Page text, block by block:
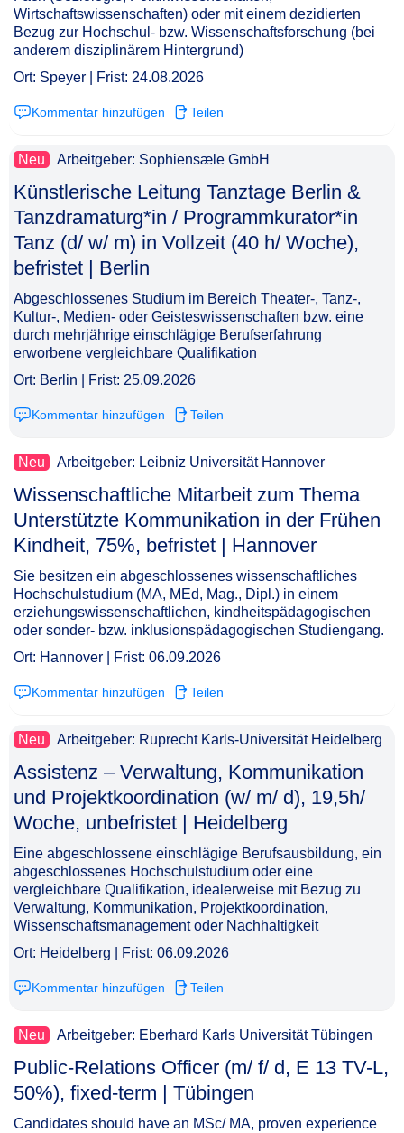
Wirtschaftswissenschaften) oder mit einem dezidierten
Bezug zur Hochschul- bzw. Wissenschaftsforschung (bei
anderem disziplinärem Hintergrund)
Ort: Speyer | Frist: 24.08.2026
Kommentar hinzufügen Teilen
Neu Arbeitgeber: Sophiensæle GmbH
Künstlerische Leitung Tanztage Berlin &
Tanzdramaturg*in / Programmkurator*in
Tanz (d/ w/ m) in Vollzeit (40 h/ Woche),
befristet | Berlin​‌‌‌‌​‌​‌‌‌‌​‌‌​‌‌​
Abgeschlossenes Studium im Bereich Theater-, Tanz-,
Kultur-, Medien- oder Geisteswissenschaften bzw. eine
durch mehrjährige einschlägige Berufserfahrung
erworbene vergleichbare Qualifikation
Ort: Berlin | Frist: 25.09.2026
Kommentar hinzufügen Teilen
Neu Arbeitgeber: Leibniz Universität Hannover
Wissenschaftliche Mitarbeit zum Thema
Unterstützte Kommunikation in der Frühen
Kindheit, 75%, befristet | Hannover​‌‌‌‌​‌​‌‌‌‌​‌‌​‌​‌
Sie besitzen ein abgeschlossenes wissenschaftliches
Hochschulstudium (MA, MEd, Mag., Dipl.) in einem
erziehungswissenschaftlichen, kindheitspädagogischen
oder sonder- bzw. inklusionspädagogischen Studiengang.
Ort: Hannover | Frist: 06.09.2026
Kommentar hinzufügen Teilen
Neu Arbeitgeber: Ruprecht Karls-Universität Heidelberg
Assistenz – Verwaltung, Kommunikation
und Projektkoordination (w/ m/ d), 19,5h/
Woche, unbefristet | Heidelberg​‌‌‌‌​‌​‌‌‌‌​‌‌​‌​​
Eine abgeschlossene einschlägige Berufsausbildung, ein
abgeschlossenes Hochschulstudium oder eine
vergleichbare Qualifikation, idealerweise mit Bezug zu
Verwaltung, Kommunikation, Projektkoordination,
Wissenschaftsmanagement oder Nachhaltigkeit
Ort: Heidelberg | Frist: 06.09.2026
Kommentar hinzufügen Teilen
Neu Arbeitgeber: Eberhard Karls Universität Tübingen
Public-Relations Officer (m/ f/ d, E 13 TV-L,
50%), fixed-term | Tübingen​‌‌‌‌​‌​‌‌‌‌​‌‌​​‌‌
Candidates should have an MSc/ MA, proven experience